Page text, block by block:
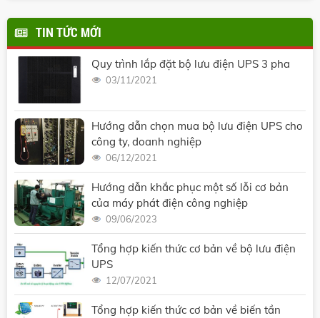
TIN TỨC MỚI
Quy trình lắp đặt bộ lưu điện UPS 3 pha
03/11/2021
Hướng dẫn chọn mua bộ lưu điện UPS cho
công ty, doanh nghiệp
06/12/2021
Hướng dẫn khắc phục một số lỗi cơ bản
của máy phát điện công nghiệp
09/06/2023
Tổng hợp kiến thức cơ bản về bộ lưu điện
UPS
12/07/2021
Tổng hợp kiến thức cơ bản về biến tần